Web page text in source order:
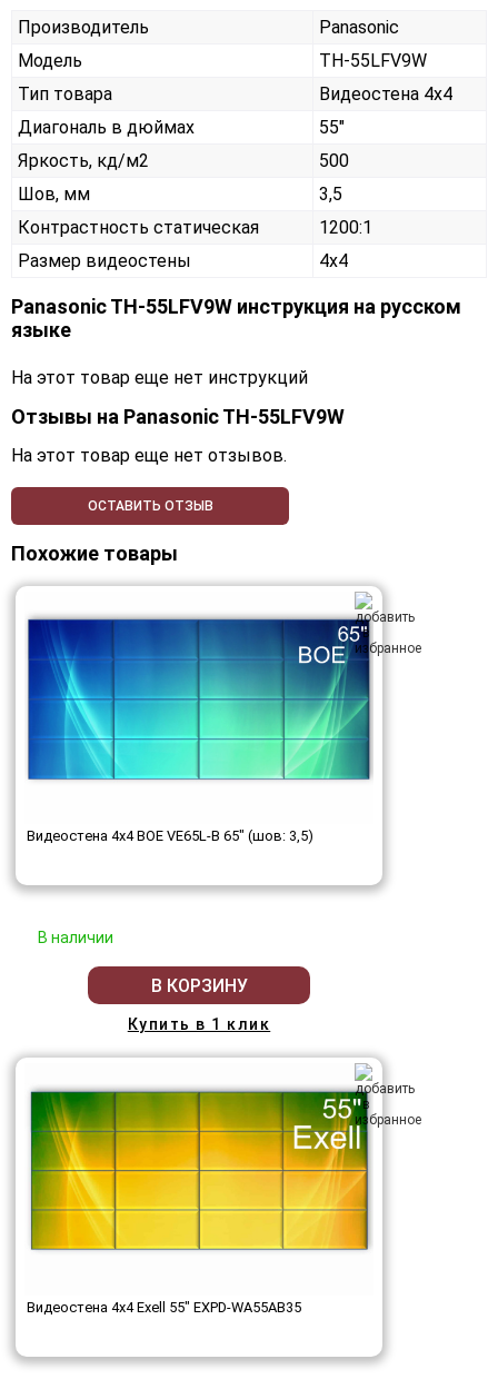
Производитель
Panasonic
Модель
TH-55LFV9W
Тип товара
Видеостена 4х4
Диагональ в дюймах
55"
Яркость, кд/м2
500
Шов, мм
3,5
Контрастность статическая
1200:1
Размер видеостены
4x4
Panasonic TH-55LFV9W инструкция на русском
языке
На этот товар еще нет инструкций
Отзывы на Panasonic TH-55LFV9W
На этот товар еще нет отзывов.
ОСТАВИТЬ ОТЗЫВ
Похожие товары
Видеостена 4x4 BOE VE65L-B 65" (шов: 3,5)
В наличии
В КОРЗИНУ
Купить в 1 клик
Видеостена 4x4 Exell 55" EXPD-WA55AB35